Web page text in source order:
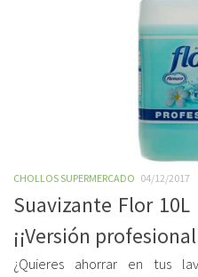
CHOLLOS SUPERMERCADO 04/12/2017
Suavizante Flor
¡¡Versión
¿Quieres ahorrar en tus